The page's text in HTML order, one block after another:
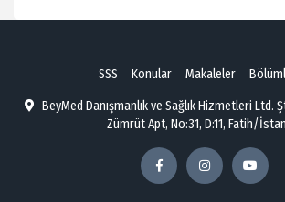
SSS Konular Makaleler
BeyMed Danışmanlık ve Sağlık Hizmetleri Ltd.
Zümrüt Apt, No:31, D:11, Fatih/